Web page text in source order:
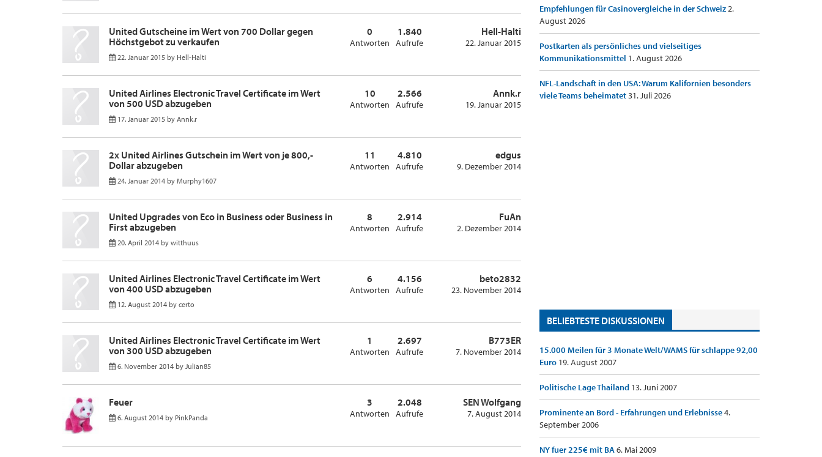
United Gutscheine im Wert von 700 Dollar gegen
Höchstgebot zu verkaufen
22. Januar 2015 by Hell-Halti
0
Antworten
1.840
Aufrufe
Hell-Halti
22. Januar 2015
United Airlines Electronic Travel Certificate im Wert
von 500 USD abzugeben
17. Januar 2015 by Annk.r
10
Antworten
2.566
Aufrufe
Annk.r
19. Januar 2015
2x United Airlines Gutschein im Wert von je 800,-
Dollar abzugeben
24. Januar 2014 by Murphy1607
11
Antworten
4.810
Aufrufe
edgus
9. Dezember 2014
United Upgrades von Eco in Business oder Business in
First abzugeben
20. April 2014 by witthuus
8
Antworten
2.914
Aufrufe
FuAn
2. Dezember 2014
United Airlines Electronic Travel Certificate im Wert
von 400 USD abzugeben
12. August 2014 by certo
6
Antworten
4.156
Aufrufe
beto2832
23. November 2014
United Airlines Electronic Travel Certificate im Wert
von 300 USD abzugeben
6. November 2014 by Julian85
1
Antworten
2.697
Aufrufe
B773ER
7. November 2014
Feuer
6. August 2014 by PinkPanda
3
Antworten
2.048
Aufrufe
SEN Wolfgang
7. August 2014
Empfehlungen für Casinovergleiche in der Schweiz2.
August 2026
Postkarten als persönliches und vielseitiges
Kommunikationsmittel 1. August 2026
NFL-Landschaft in den USA: Warum Kalifornien besonders
viele Teams beheimatet31. Juli 2026
BELIEBTESTE DISKUSSIONEN
15.000 Meilen für 3 Monate Welt/WAMS für schlappe 92,00
Euro 19. August 2007
Politische Lage Thailand 13. Juni 2007
Prominente an Bord - Erfahrungen und Erlebnisse4.
September 2006
NY fuer 225€ mit BA6. Mai 2009